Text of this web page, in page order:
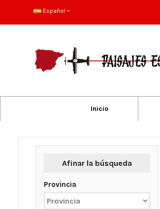
Español
Inicio
Afinar la búsqueda
Provincia